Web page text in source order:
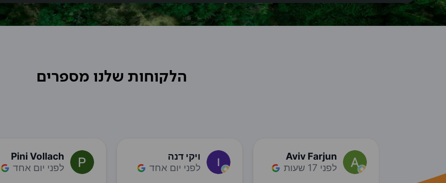
הלקוחות שלנו מספרים